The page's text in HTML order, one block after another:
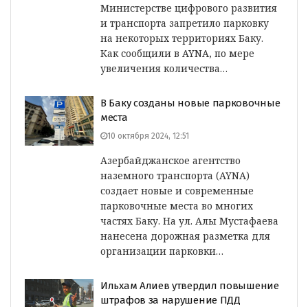
Министерстве цифрового развития
и транспорта запретило парковку
на некоторых территориях Баку.
Как сообщили в AYNA, по мере
увеличения количества…
В Баку созданы новые парковочные
места
10 октября 2024, 12:51
Азербайджанское агентство
наземного транспорта (AYNA)
создает новые и современные
парковочные места во многих
частях Баку. На ул. Алы Мустафаева
нанесена дорожная разметка для
организации парковки…
Ильхам Алиев утвердил повышение
штрафов за нарушение ПДД